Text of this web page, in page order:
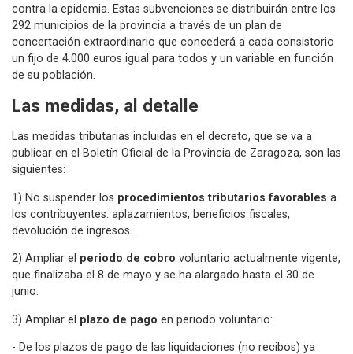
contra la epidemia. Estas subvenciones se distribuirán entre los
292 municipios de la provincia a través de un plan de
concertación extraordinario que concederá a cada consistorio
un fijo de 4.000 euros igual para todos y un variable en función
de su población.
Las medidas, al detalle
Las medidas tributarias incluidas en el decreto, que se va a
publicar en el Boletín Oficial de la Provincia de Zaragoza, son las
siguientes:
1) No suspender los procedimientos tributarios favorables a
los contribuyentes: aplazamientos, beneficios fiscales,
devolución de ingresos…
2) Ampliar el periodo de cobro voluntario actualmente vigente,
que finalizaba el 8 de mayo y se ha alargado hasta el 30 de
junio.
3) Ampliar el plazo de pago en periodo voluntario:
- De los plazos de pago de las liquidaciones (no recibos) ya